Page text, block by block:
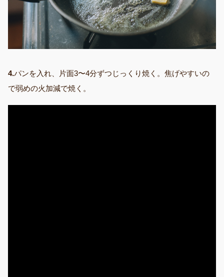
4.パンを入れ、片面3〜4分ずつじっくり焼く。焦げやすいの
で弱めの火加減で焼く。